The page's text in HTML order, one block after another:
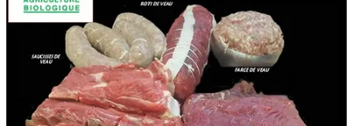
AGNEAU BIO
MOUTON BIO
NOS COLIS VIANDE
CUISSON RAPIDE▼